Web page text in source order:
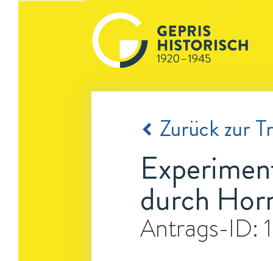
Zurück zur
durch
Antrags-ID: